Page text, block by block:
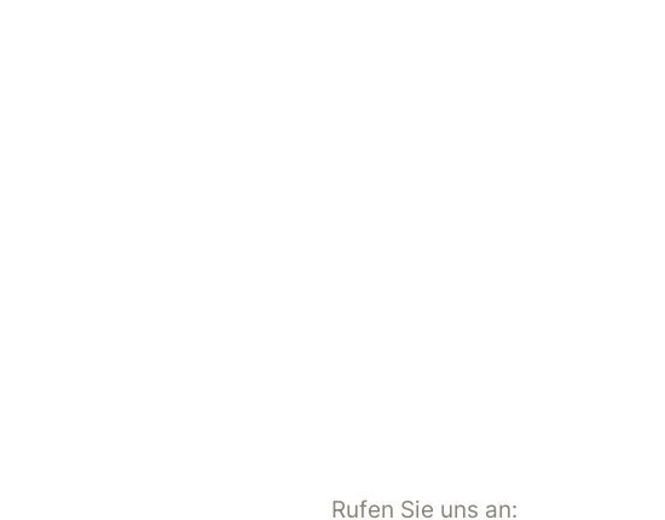
Rufen Sie uns an: